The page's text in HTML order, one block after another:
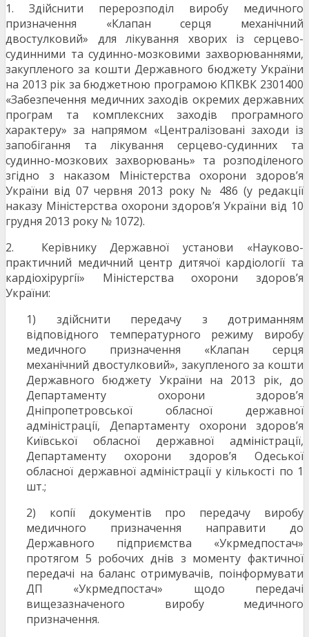
1. Здійснити перерозподіл виробу медичного
призначення «Клапан серця механічний
двостулковий» для лікування хворих із серцево-
судинними та судинно-мозковими захворюваннями,
закупленого за кошти Державного бюджету України
на 2013 рік за бюджетною програмою КПКВК 2301400
«Забезпечення медичних заходів окремих державних
програм та комплексних заходів програмного
характеру» за напрямом «Централізовані заходи із
запобігання та лікування серцево-судинних та
судинно-мозкових захворювань» та розподіленого
згідно з наказом Міністерства охорони здоров’я
України від 07 червня 2013 року № 486 (у редакції
наказу Міністерства охорони здоров’я України від 10
грудня 2013 року № 1072).
2. Керівнику Державної установи «Науково-
практичний медичний центр дитячої кардіології та
кардіохірургії» Міністерства охорони здоров’я
України:
1) здійснити передачу з дотриманням
відповідного температурного режиму виробу
медичного призначення «Клапан серця
механічний двостулковий», закупленого за кошти
Державного бюджету України на 2013 рік, до
Департаменту охорони здоров’я
Дніпропетровської обласної державної
адміністрації, Департаменту охорони здоров’я
Київської обласної державної адміністрації,
Департаменту охорони здоров’я Одеської
обласної державної адміністрації у кількості по 1
шт.;
2) копії документів про передачу виробу
медичного призначення направити до
Державного підприємства «Укрмедпостач»
протягом 5 робочих днів з моменту фактичної
передачі на баланс отримувачів, поінформувати
ДП «Укрмедпостач» щодо передачі
вищезазначеного виробу медичного
призначення.